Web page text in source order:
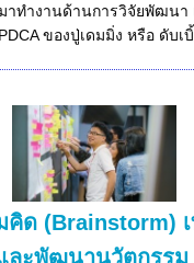
ทำงานด้านการวิจัยพัฒนา
ของปู่เดมมิ่ง หรือ ดับเบิ้
คิด (Brainstorm)
ละพัฒนานวัตกรร